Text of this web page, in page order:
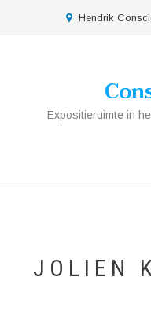
location
Hendrik
Expositieruimte in
JOLIEN